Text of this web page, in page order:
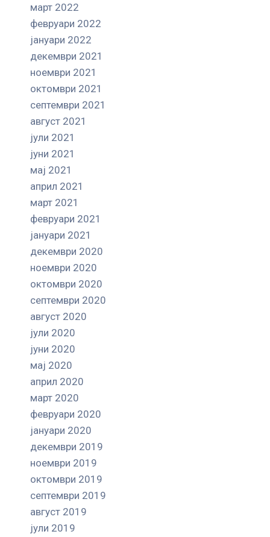
март 2022
февруари 2022
јануари 2022
декември 2021
ноември 2021
октомври 2021
септември 2021
август 2021
јули 2021
јуни 2021
мај 2021
април 2021
март 2021
февруари 2021
јануари 2021
декември 2020
ноември 2020
октомври 2020
септември 2020
август 2020
јули 2020
јуни 2020
мај 2020
април 2020
март 2020
февруари 2020
јануари 2020
декември 2019
ноември 2019
октомври 2019
септември 2019
август 2019
јули 2019